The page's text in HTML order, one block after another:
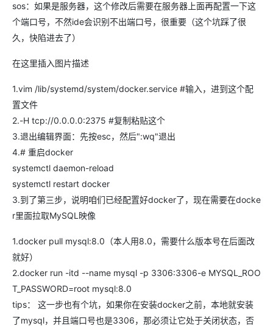
sos：如果是服务器，这个修改后需要在服务器上面再配置一下这
个端口号，不然ide会识别不出端口号，很重要（这个坑踩了很
久，快陷进去了）
​​​​在这里插入图片描述
1.vim /lib/systemd/system/docker.service #输入，进到这个配
置文件
2.-H tcp://0.0.0.0:2375 #复制粘贴这个
3.退出编辑界面：先按esc，然后":wq"退出
4.# 重启docker
systemctl daemon-reload
systemctl restart docker
3.到了第三步，说明咱们已经配置好docker了，现在需要在docke
r里面拉取MySQL映像
1.docker pull mysql:8.0（本人用8.0，需要什么版本号在后面改
就好）
2.docker run -itd --name mysql -p 3306:3306-e MYSQL_ROO
T_PASSWORD=root mysql:8.0
tips： 这一步也有个坑，如果你在安装docker之前，本地就安装
了mysql，并且端口号也是3306，那必须让它处于关闭状态，否